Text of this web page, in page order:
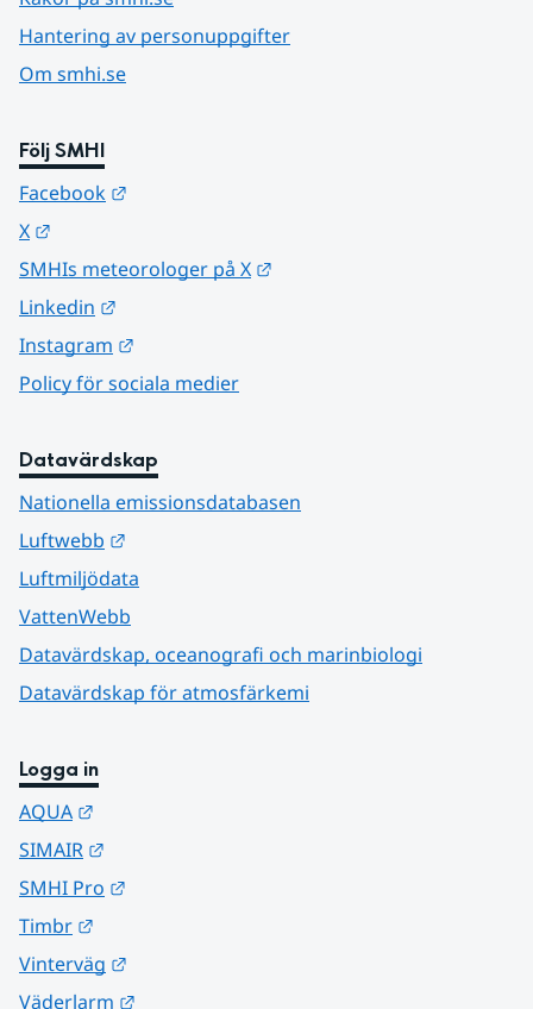
Hantering av personuppgifter
Om smhi.se
Följ SMHI
Facebook
X
SMHIs meteorologer på X
Linkedin
Instagram
Policy för sociala medier
Datavärdskap
Nationella emissionsdatabasen
Luftwebb
Luftmiljödata
VattenWebb
Datavärdskap, oceanografi och marinbiologi
Datavärdskap för atmosfärkemi
Logga in
AQUA
SIMAIR
SMHI Pro
Timbr
Vinterväg
Väderlarm